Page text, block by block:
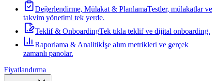
Değerlendirme, Mülakat & PlanlamaTestler, mülakatlar ve
takvim yönetimi tek yerde.
Teklif & OnboardingTek tıkla teklif ve dijital onboarding.
Raporlama & Analitikİşe alım metrikleri ve gerçek
zamanlı panolar.
Fiyatlandırma